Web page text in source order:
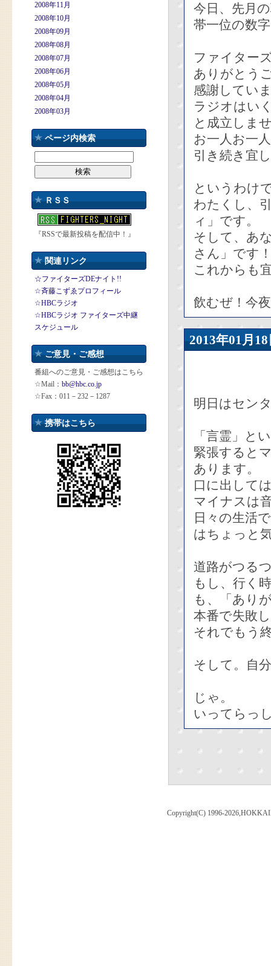
2008年11月
2008年10月
2008年09月
2008年08月
2008年07月
2008年06月
2008年05月
2008年04月
2008年03月
ページ内検索
ＲＳＳ
『RSSで最新投稿を配信中！』
関連リンク
☆ファイターズDEナイト!!
☆斉藤こずゑプロフィール
☆HBCラジオ
☆HBCラジオ ファイターズ中継
スケジュール
ご意見・ご感想
番組へのご意見・ご感想はこちら
☆Mail： bb@hbc.co.jp
☆Fax：011－232－1287
携帯はこちら
今日、先月
帯一位の数
ファイター
ありがとう
感謝してい
ラジオはい
と成立しま
お一人お一
引き続き宜
というわけ
わたくし、
ィ」です。
そして、あ
さん」です
これからも
飲むぜ！今
2013年01
明日はセン
「言霊」と
緊張すると
あります。
口に出して
マイナスは
日々の生活
はちょっと
道路がつる
もし、行く
も、「あり
本番で失敗
それでもう
そして。自
じゃ。
いってらっ
Copyright(C) 1996-